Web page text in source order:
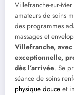
Villefranche-sur-
amateurs de soins
des programmes
massages et
Villefranche,
exceptionnelle,
dès l’arrivée. Se
séance de soins
physique douce et